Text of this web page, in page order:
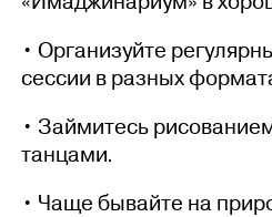
• Организуйте
сессии в разных
• Займитесь
танцами.
• Чаще бывайте на